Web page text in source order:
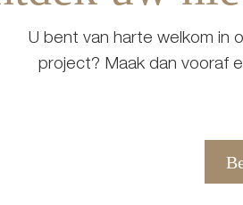
U bent van harte welkom in
project? Maak dan vooraf